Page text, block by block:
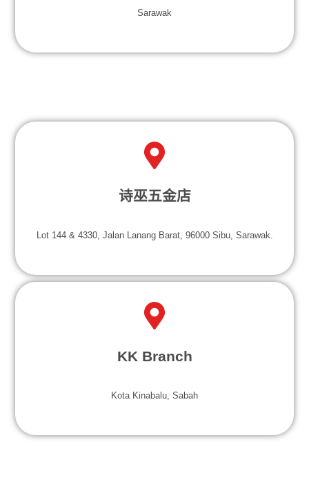
Sarawak
诗巫五金店
Lot 144 & 4330, Jalan Lanang Barat, 96000 Sibu, Sarawak.
KK Branch
Kota Kinabalu, Sabah